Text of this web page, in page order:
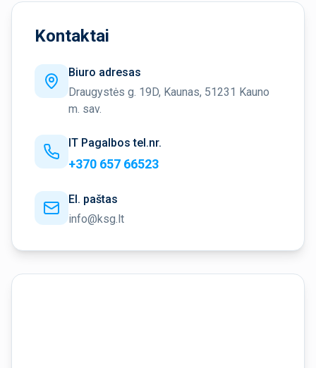
Kontaktai
Biuro adresas
Draugystės g. 19D, Kaunas, 51231 Kauno
m. sav.
IT Pagalbos tel.nr.
+370 657 66523
El. paštas
info@ksg.lt